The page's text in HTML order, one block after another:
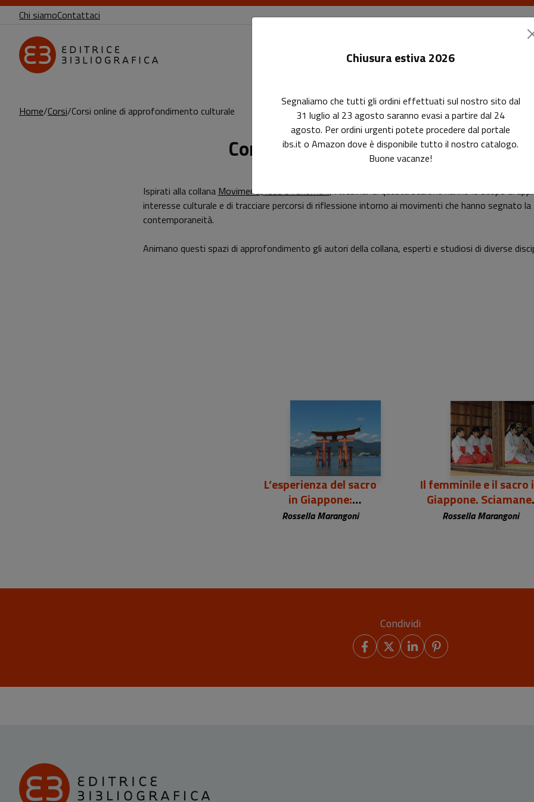
Chi siamoContattaci
Le riviste I corsi
Home Corsi Corsi online di approfondimento culturale
Corsi online di approfondimento
Sottotitolo non presente: Corsi online di approfondimento culturale
Ispirati alla collana Movimenti, idee e fenomeni, i webinar di questa sezione hanno lo scopo di
interesse culturale e di tracciare percorsi di riflessione intorno ai movimenti che hanno segnato
contemporaneità.
Animano questi spazi di approfondimento gli autori della collana, esperti e studiosi di diverse
L’esperienza del sacro
in Giappone:
introduzione allo
Rossella Marangoni
Il femminile e il sacro
Giappone. Sciamane,
sacerdotesse,
Rossella Marangoni
Condividi
Chiusura estiva 2026
Segnaliamo che tutti gli ordini effettuati sul nostro sito dal
31 luglio al 23 agosto saranno evasi a partire dal 24
agosto. Per ordini urgenti potete procedere dal portale
ibs.it o Amazon dove è disponibile tutto il nostro catalogo.
Buone vacanze!